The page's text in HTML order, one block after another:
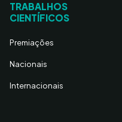
TRABALHOS
CIENTÍFICOS
Premiações
Nacionais
Internacionais